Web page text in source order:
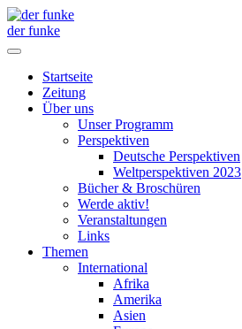
der funke
Startseite
Zeitung
Über uns
Unser Programm
Perspektiven
Deutsche Perspektiven
Weltperspektiven 2023
Bücher & Broschüren
Werde aktiv!
Veranstaltungen
Links
Themen
International
Afrika
Amerika
Asien